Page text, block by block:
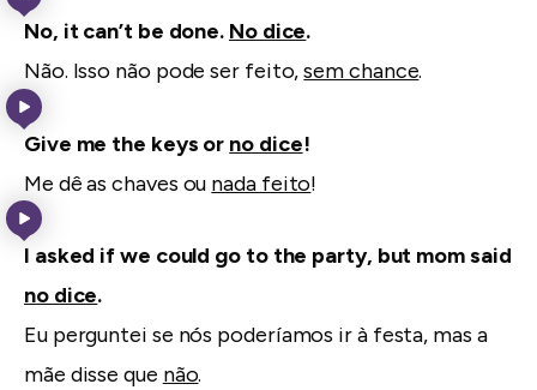
No, it can’t be done. No dice.
Não. Isso não pode ser feito,sem chance.
Give me the keys or no dice!
Me dê as chaves ou nada feito!
I asked if we could go to the party, but mom said
no dice.
Eu perguntei se nós poderíamos ir à festa, mas a
mãe disse que não.